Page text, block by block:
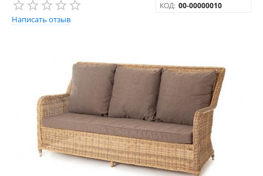
Написать отзыв
КОД: 00-00000010